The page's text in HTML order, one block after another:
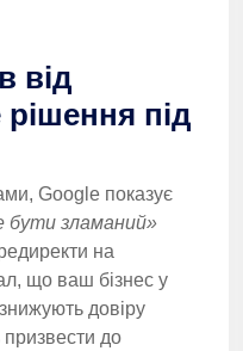
від
під
Google показує
бути зламаний»
на
що ваш бізнес у
довіру
призвести до